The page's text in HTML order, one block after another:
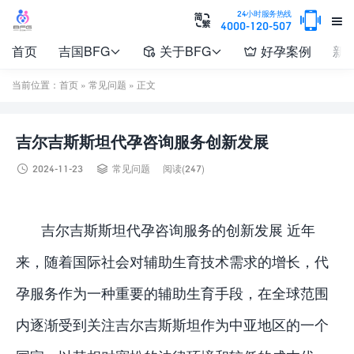

24小时服务热线
4000-120-507 

首页 吉国BFG  关于BFG  好孕案例 新
当前位置： 首页 » 常见问题 » 正文
吉尔吉斯斯坦代孕咨询服务创新发展
 2024-11-23  常见问题 阅读(247)
吉尔吉斯斯坦代孕咨询服务的创新发展 近年
来，随着国际社会对辅助生育技术需求的增长，代
孕服务作为一种重要的辅助生育手段，在全球范围
内逐渐受到关注吉尔吉斯斯坦作为中亚地区的一个